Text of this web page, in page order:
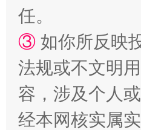
任。
③ 如你所反映
法规或不文明
容，涉及个人
经本网核实属